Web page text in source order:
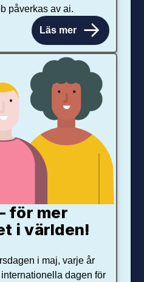
påverkas av ai.
Läs mer
för mer
i världen!
i maj, varje år
dagen för